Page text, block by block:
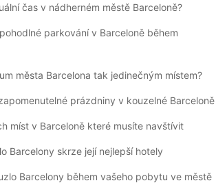
čas v nádherném městě Barceloně?
parkování v Barceloně během
města Barcelona tak jedinečným místem?
prázdniny v kouzelné Barceloně
míst v Barceloně které musíte navštívit
Barcelony skrze její nejlepší hotely
Barcelony během vašeho pobytu ve městě